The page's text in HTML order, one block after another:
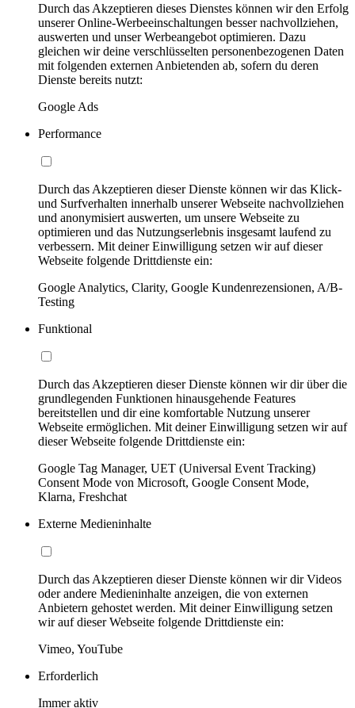
Durch das Akzeptieren dieses Dienstes können wir den Erfolg
unserer Online-Werbeeinschaltungen besser nachvollziehen,
auswerten und unser Werbeangebot optimieren. Dazu
gleichen wir deine verschlüsselten personenbezogenen Daten
mit folgenden externen Anbietenden ab, sofern du deren
Dienste bereits nutzt:
Google Ads
Performance
Durch das Akzeptieren dieser Dienste können wir das Klick-
und Surfverhalten innerhalb unserer Webseite nachvollziehen
und anonymisiert auswerten, um unsere Webseite zu
optimieren und das Nutzungserlebnis insgesamt laufend zu
verbessern. Mit deiner Einwilligung setzen wir auf dieser
Webseite folgende Drittdienste ein:
Google Analytics, Clarity, Google Kundenrezensionen, A/B-
Testing
Funktional
Durch das Akzeptieren dieser Dienste können wir dir über die
grundlegenden Funktionen hinausgehende Features
bereitstellen und dir eine komfortable Nutzung unserer
Webseite ermöglichen. Mit deiner Einwilligung setzen wir auf
dieser Webseite folgende Drittdienste ein:
Google Tag Manager, UET (Universal Event Tracking)
Consent Mode von Microsoft, Google Consent Mode,
Klarna, Freshchat
Externe Medieninhalte
Durch das Akzeptieren dieser Dienste können wir dir Videos
oder andere Medieninhalte anzeigen, die von externen
Anbietern gehostet werden. Mit deiner Einwilligung setzen
wir auf dieser Webseite folgende Drittdienste ein:
Vimeo, YouTube
Erforderlich
Immer aktiv